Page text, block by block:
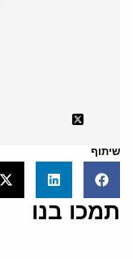
שיתוף
תמכו בנו